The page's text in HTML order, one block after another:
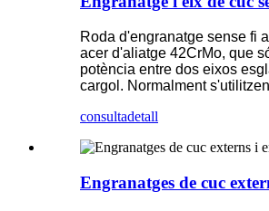
Roda d'engranatge sense fi
acer d'aliatge 42CrMo, que
potència entre dos eixos
cargol. Normalment
consultadetall
Engranatges de cuc